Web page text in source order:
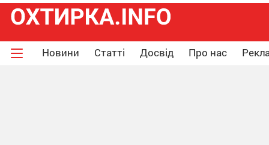
Новини Статті Досвід Про нас